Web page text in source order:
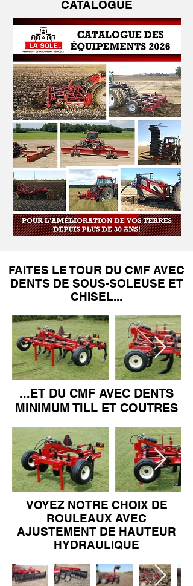
CATALOGUE
FAITES LE TOUR DU CMF AVEC
DENTS DE SOUS-SOLEUSE ET
CHISEL...
...ET DU CMF AVEC DENTS
MINIMUM TILL ET COUTRES
VOYEZ NOTRE CHOIX DE
ROULEAUX AVEC
AJUSTEMENT DE HAUTEUR
HYDRAULIQUE